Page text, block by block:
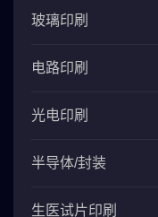
玻璃印刷
电路印刷
光电印刷
半导体/封装
生医试片印刷